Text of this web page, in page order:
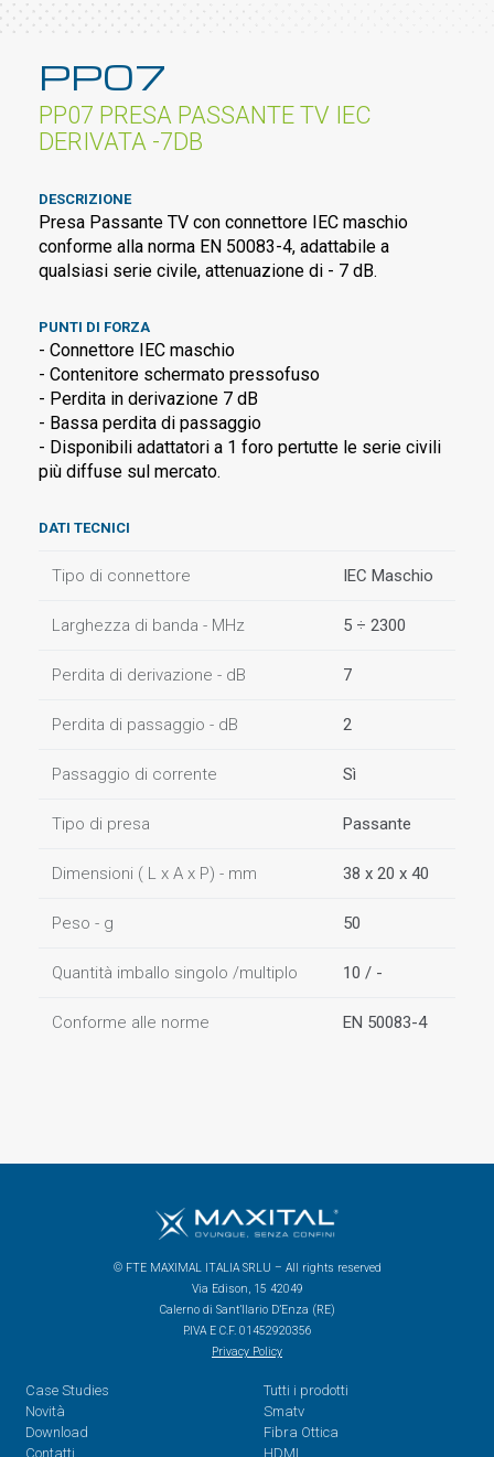
PP07
PP07 PRESA PASSANTE TV IEC
DERIVATA -7DB
DESCRIZIONE
Presa Passante TV con connettore IEC maschio
conforme alla norma EN 50083-4, adattabile a
qualsiasi serie civile, attenuazione di - 7 dB.
PUNTI DI FORZA
- Connettore IEC maschio
- Contenitore schermato pressofuso
- Perdita in derivazione 7 dB
- Bassa perdita di passaggio
- Disponibili adattatori a 1 foro pertutte le serie civili
più diffuse sul mercato.
DATI TECNICI
Tipo di connettore IEC Maschio
Larghezza di banda - MHz 5 ÷ 2300
Perdita di derivazione - dB 7
Perdita di passaggio - dB 2
Passaggio di corrente Sì
Tipo di presa Passante
Dimensioni ( L x A x P) - mm 38 x 20 x 40
Peso - g 50
Quantità imballo singolo /multiplo 10 / -
Conforme alle norme EN 50083-4
© FTE MAXIMAL ITALIA SRLU – All rights reserved
Via Edison, 15 42049
Calerno di Sant’Ilario D’Enza (RE)
P.IVA E C.F. 01452920356
Privacy Policy
Case Studies
Novità
Download
Contatti
Tutti i prodotti
Smatv
Fibra Ottica
HDMI